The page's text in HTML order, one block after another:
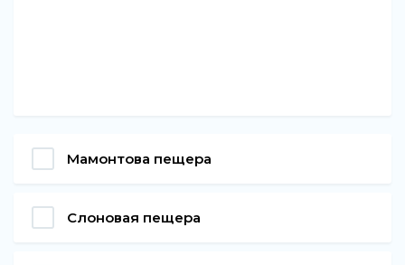
Мамонтова пещера
Слоновая пещера